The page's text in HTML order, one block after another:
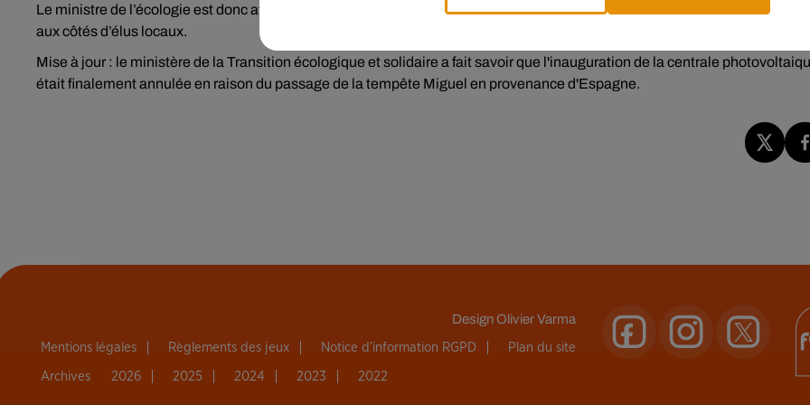
Le ministre de l’écologie est donc attendu ce vendredi matin, sur le site de Sénillé-Saint-Sauveur. Il inaugurera la centrale,
aux côtés d’élus locaux.
Mise à jour : le ministère de la Transition écologique et solidaire a fait savoir que l'inauguration de la centrale
était finalement annulée en raison du passage de la tempête Miguel en provenance d'Espagne.
DesignOlivier Varma
Mentions légales Règlements des jeux Notice d’information RGPD Plan du site
Archives 2026 2025 2024 2023 2022